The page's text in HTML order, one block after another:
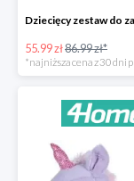
55.99 zł86.99 zł*